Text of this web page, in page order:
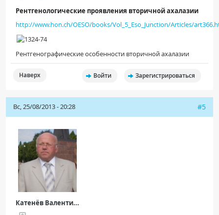
Рентгенологические проявления вторичной ахалазии
http://www.hon.ch/OESO/books/Vol_5_Eso_Junction/Articles/
Рентгенографические особенности вторичной ахалазии
Наверх Войти Зарегистрироваться
Вс, 25/08/2013 - 20:28 #5
Катенёв Валенти...